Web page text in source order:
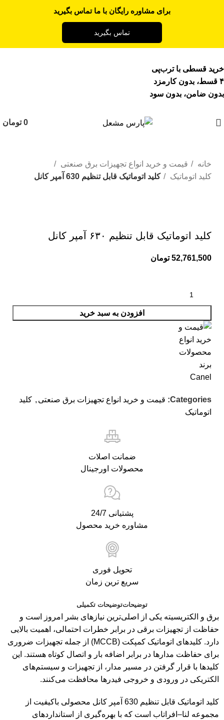
خرید قسطی با ترب‌پی
۴ قسط، بدون کارمزد
بدون ضامن، بدون سود
0 تومان
خانه
قیمت و خرید انواع تجهیزات برق صنعتی
کلید اتوماتیک
کلید اتوماتیک قابل تنظیم 630 آمپر کانل
کلید اتوماتیک قابل تنظیم ۶۳۰ آمپر کانل
52,761,500 تومان
افزودن به سبد خرید
Categories: قیمت و خرید انواع تجهیزات برق صنعتی , کلید
اتوماتیک
ضمانت اصلات
محصولات اورجینال
پشتیانی 24/7
مشاوره خرید محصول
تحویل فوری
سریع ترین زمان
توضیحاتتوضیحات تکمیلی
برق و الکتریسیته یکی از اصلی‌ترین نیازهای بشر امروز است و
حفاظت از تجهیزات برقی در برابر خطرات احتمالی، اهمیت بالایی
دارد. کلیدهای اتوماتیک کمپکت (MCCB) از جمله تجهیزات ضروری
برای حفاظت مدارها در برابر اضافه بار و اتصال کوتاه هستند. این
کلیدها با قرار گرفتن در مسیر مدار، از تجهیزات و سیستم‌های
الکتریکی در ورودی و خروجی فیدرها محافظت می‌کنند.
کلید اتوماتیک قابل تنظیم 630 آمپر کانل محصولی باکیفیت از
مجموعه لنا–افراتاب است که با بهره‌گیری از استانداردهای
برای مشاوره رایگان با ما تماس بگیرید
تماس بگیرید